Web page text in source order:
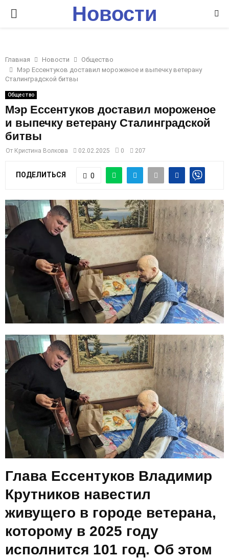
P
I
M
A
R
Y
M
E
Новости
Главная Новости
Общество
Мэр Ессентуков доставил мороженое и выпечку ветерану
Сталинградской битвы
Общество
Мэр Ессентуков доставил мороженое
и выпечку ветерану Сталинградской
битвы
От Кристина Волкова 02.02.2025 0 207
ПОДЕЛИТЬСЯ 0
Глава Ессентуков Владимир
Крутников навестил
живущего в городе ветерана,
которому в 2025 году
исполнится 101 год. Об этом